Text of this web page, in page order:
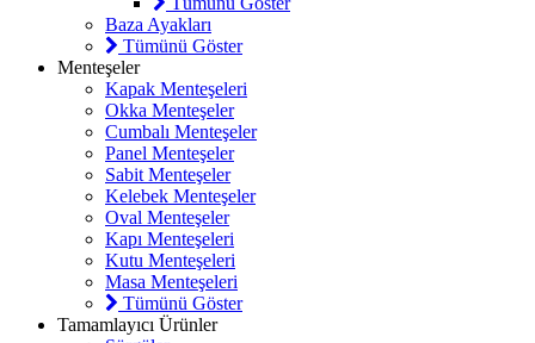
Baza Ayakları
Tümünü Göster
Menteşeler
Kapak Menteşeleri
Okka Menteşeler
Cumbalı Menteşeler
Panel Menteşeler
Sabit Menteşeler
Kelebek Menteşeler
Oval Menteşeler
Kapı Menteşeleri
Kutu Menteşeleri
Masa Menteşeleri
Tümünü Göster
Tamamlayıcı Ürünler